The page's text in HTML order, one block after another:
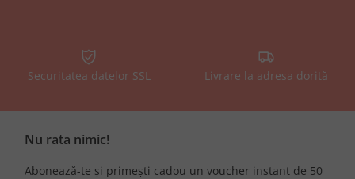
Securitatea datelor SSL Livrare la adresa dorită
Nu rata nimic!
Abonează-te și primești cadou un voucher instant de 50